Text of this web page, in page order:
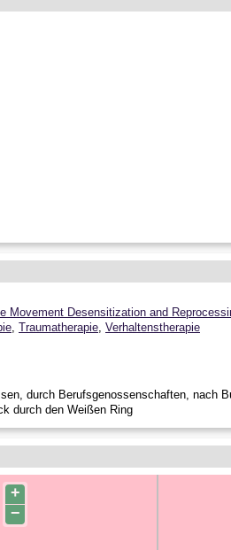
Movement Desensitization and
, Traumatherapie, Verhaltenstherapie
durch Berufsgenossenschaften, nach
durch den Weißen Ring
+
−